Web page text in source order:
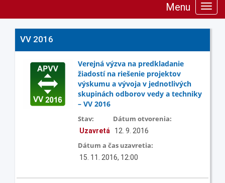
Menu
VV 2016
Verejná výzva na predkladanie
žiadostí na riešenie projektov
výskumu a vývoja v jednotlivých
skupinách odborov vedy a techniky
– VV 2016
Stav:
Uzavretá
Dátum otvorenia:
12. 9. 2016
Dátum a čas uzavretia:
15. 11. 2016, 12:00